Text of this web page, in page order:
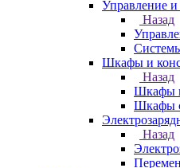
Управление
Назад
Шкафы и
Назад
Шкафы
Шкафы
Назад